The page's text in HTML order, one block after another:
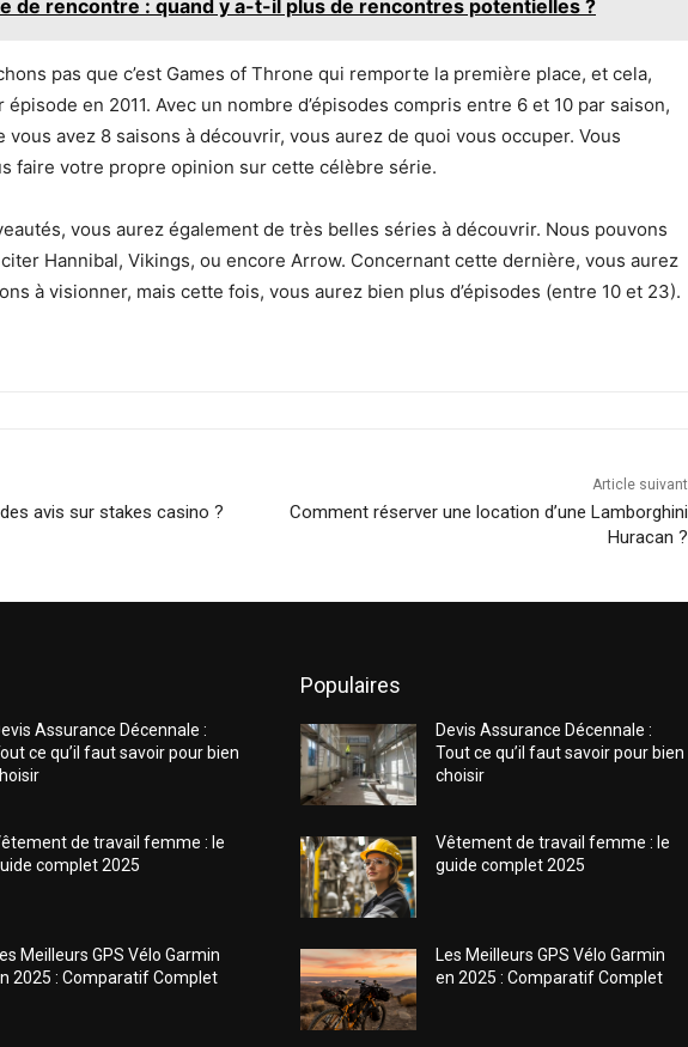
de rencontre : quand y a-t-il plus de rencontres potentielles ?
pas que c’est Games of Throne qui remporte la première place, et cela,
en 2011. Avec un nombre d’épisodes compris entre 6 et 10 par saison,
vous avez 8 saisons à découvrir, vous aurez de quoi vous occuper. Vous
faire votre propre opinion sur cette célèbre série.
vous aurez également de très belles séries à découvrir. Nous pouvons
Hannibal, Vikings, ou encore Arrow. Concernant cette dernière, vous aurez
à visionner, mais cette fois, vous aurez bien plus d’épisodes (entre 10 et 23).
avis sur stakes casino ?
Article suivant
Comment réserver une location d’une Lamborghini
Huracan ?
Assurance Décennale :
ce qu’il faut savoir pour bien
de travail femme : le
complet 2025
Meilleurs GPS Vélo Garmin
2025 : Comparatif Complet
Populaires
Devis Assurance Décennale :
Tout ce qu’il faut savoir pour bien
choisir
Vêtement de travail femme : le
guide complet 2025
Les Meilleurs GPS Vélo Garmin
en 2025 : Comparatif Complet